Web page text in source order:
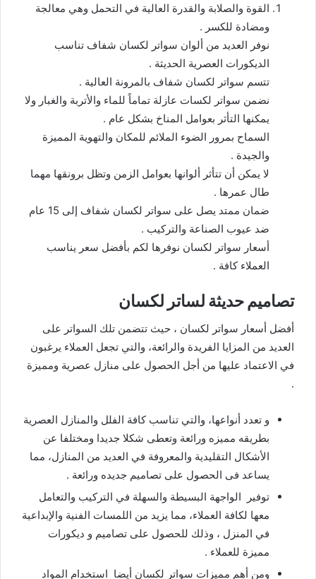
القوة والصلابة والقدرة العالية في التحمل وهي معالجة
ومضادة للكسر .
نوفر العديد من ألوان سواتر لكسان شفاف تناسب
الديكورات العصرية الحديثة .
تتسم سواتر لكسان شفاف بالمرونة العالية .
نضمن سواتر لكسات عازلة تماماً للماء والأتربة والغبار ولا
يمكنها التأثر بعوامل المناخ بشكل عام .
السماح بمرور الضوء الملائم للمكان والتهوية المميزة
والجيدة .
لا يمكن أن تتأثر ألوانها بعوامل الزمن وتظل برونقها مهما
طال عمرها .
ضمان ممتد يصل على سواتر لكسان شفاف إلى 15 عام
ضد عيوب الصناعة والتركيب .
أسعار سواتر لكسان نوفرها لكم بأفضل سعر يناسب
العملاء كافة .
تصاميم حديثة لساتر لكسان
أفضل أسعار سواتر لكسان ، حيث تتضمن تلك السواتر على
العديد من المزايا الفريدة والرائعة، والتي تجعل العملاء يرغبون
في الاعتماد عليها من أجل الحصول على منازل عصرية ومميزة
.
و تعدد أنواعها، والتي تناسب كافة الفلل والمنازل العصرية
بطريقه مميزه ورائعة وتعطى شكلا جديدا ومختلفا عن
الأشكال التقليدية والمعروفة في العديد من المنازل، مما
يساعد فى الحصول على تصاميم جديده ورائعة .
توفير الواجهة البسيطة والسهلة في التركيب والتعامل
معها لكافة العملاء، مما يزيد من اللمسات الفنية والإبداعية
في المنزل ، وذلك للحصول على تصاميم و ديكورات
مميزة للعملاء .
ومن أهم مميزات سواتر لكسان أيضا استخدام المواد